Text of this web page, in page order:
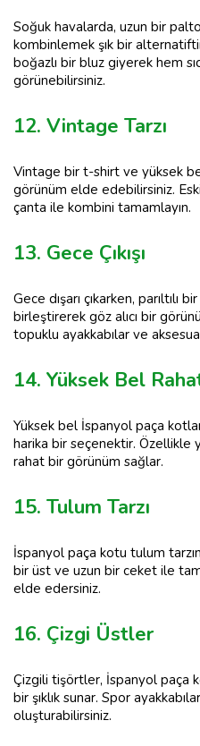
Soğuk havalarda, uzun bir
kombinlemek şık bir
boğazlı bir bluz giyerek hem
görünebilirsiniz.
12. Vintage Tarzı
Vintage bir t-shirt ve yüksek
görünüm elde edebilirsiniz.
çanta ile kombini tamamlayın.
13. Gece Çıkışı
Gece dışarı çıkarken, parıltılı
birleştirerek göz alıcı bir
topuklu ayakkabılar ve
14. Yüksek Bel
Yüksek bel İspanyol paça
harika bir seçenektir. Özellikle
rahat bir görünüm sağlar.
15. Tulum Tarzı
İspanyol paça kotu tulum
bir üst ve uzun bir ceket ile
elde edersiniz.
16. Çizgi Üstler
Çizgili tişörtler, İspanyol paça
bir şıklık sunar. Spor
oluşturabilirsiniz.